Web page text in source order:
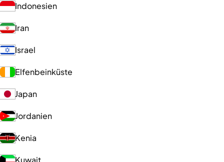
Indonesien
Iran
Israel
Elfenbeinküste
Japan
Jordanien
Kenia
Kuwait